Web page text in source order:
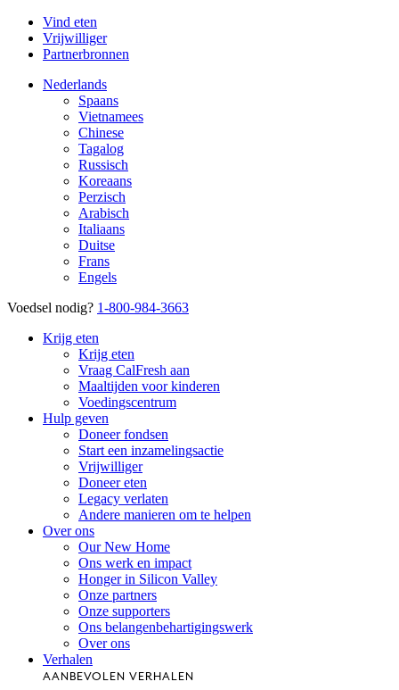
Vind eten
Vrijwilliger
Partnerbronnen
Nederlands
Spaans
Vietnamees
Chinese
Tagalog
Russisch
Koreaans
Perzisch
Arabisch
Italiaans
Duitse
Frans
Engels
Voedsel nodig? 1-800-984-3663
Krijg eten
Krijg eten
Vraag CalFresh aan
Maaltijden voor kinderen
Voedingscentrum
Hulp geven
Doneer fondsen
Start een inzamelingsactie
Vrijwilliger
Doneer eten
Legacy verlaten
Andere manieren om te helpen
Over ons
Our New Home
Ons werk en impact
Honger in Silicon Valley
Onze partners
Onze supporters
Ons belangenbehartigingswerk
Over ons
Verhalen
AANBEVOLEN VERHALEN